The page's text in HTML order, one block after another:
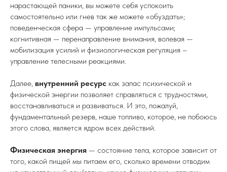
нарастающей паники, вы можете себя успокоить
самостоятельно или гнев так же можете «обуздать»;
поведенческая сфера — управление импульсами;
когнитивная — перенаправление внимания, волевая —
мобилизация усилий и физиологическая регуляция –
управление телесными реакциями.
Далее, внутренний ресурс как запас психической и
физической энергии позволяет справляться с трудностями,
восстанавливаться и развиваться. И это, пожалуй,
фундаментальный резерв, наше топливо, которое, не побоюсь
этого слова, является ядром всех действий.
Физическая энергия — состояние тела, которое зависит от
того, какой пищей мы питаем его, сколько времени отводим